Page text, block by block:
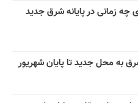
زمانی در پایانه شرق جدید
به محل جدید تا پایان شهریور